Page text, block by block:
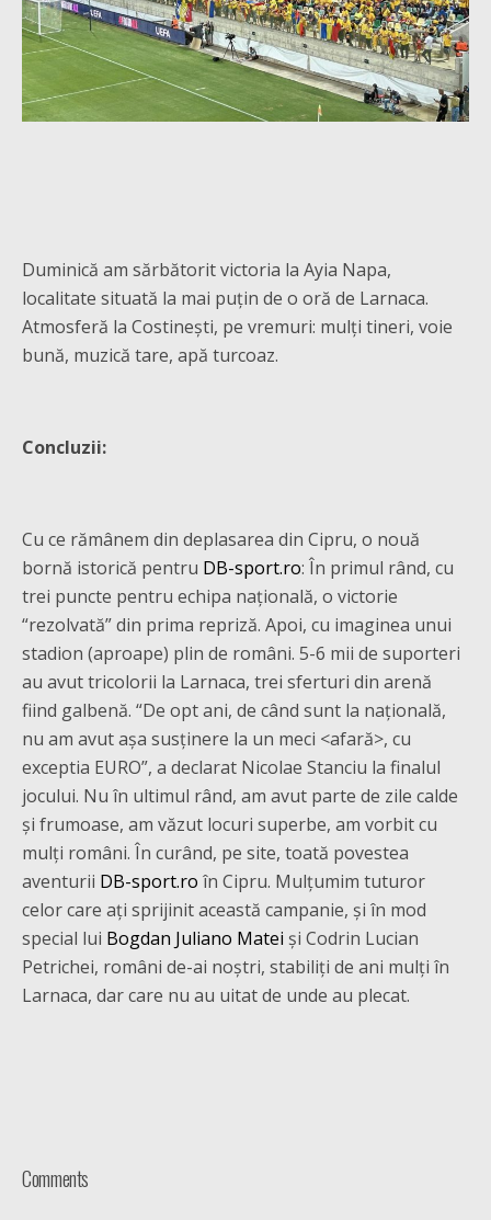
Duminică am sărbătorit victoria la Ayia Napa,
localitate situată la mai puțin de o oră de Larnaca.
Atmosferă la Costinești, pe vremuri: mulți tineri, voie
bună, muzică tare, apă turcoaz.
Concluzii:
Cu ce rămânem din deplasarea din Cipru, o nouă
bornă istorică pentru DB-sport.ro: În primul rând, cu
trei puncte pentru echipa națională, o victorie
“rezolvată” din prima repriză. Apoi, cu imaginea unui
stadion (aproape) plin de români. 5-6 mii de suporteri
au avut tricolorii la Larnaca, trei sferturi din arenă
fiind galbenă. “De opt ani, de când sunt la națională,
nu am avut așa susținere la un meci <afară>, cu
exceptia EURO”, a declarat Nicolae Stanciu la finalul
jocului. Nu în ultimul rând, am avut parte de zile calde
și frumoase, am văzut locuri superbe, am vorbit cu
mulți români. În curând, pe site, toată povestea
aventurii DB-sport.ro în Cipru. Mulțumim tuturor
celor care ați sprijinit această campanie, și în mod
special lui Bogdan Juliano Matei și Codrin Lucian
Petrichei, români de-ai noștri, stabiliți de ani mulți în
Larnaca, dar care nu au uitat de unde au plecat.
Comments